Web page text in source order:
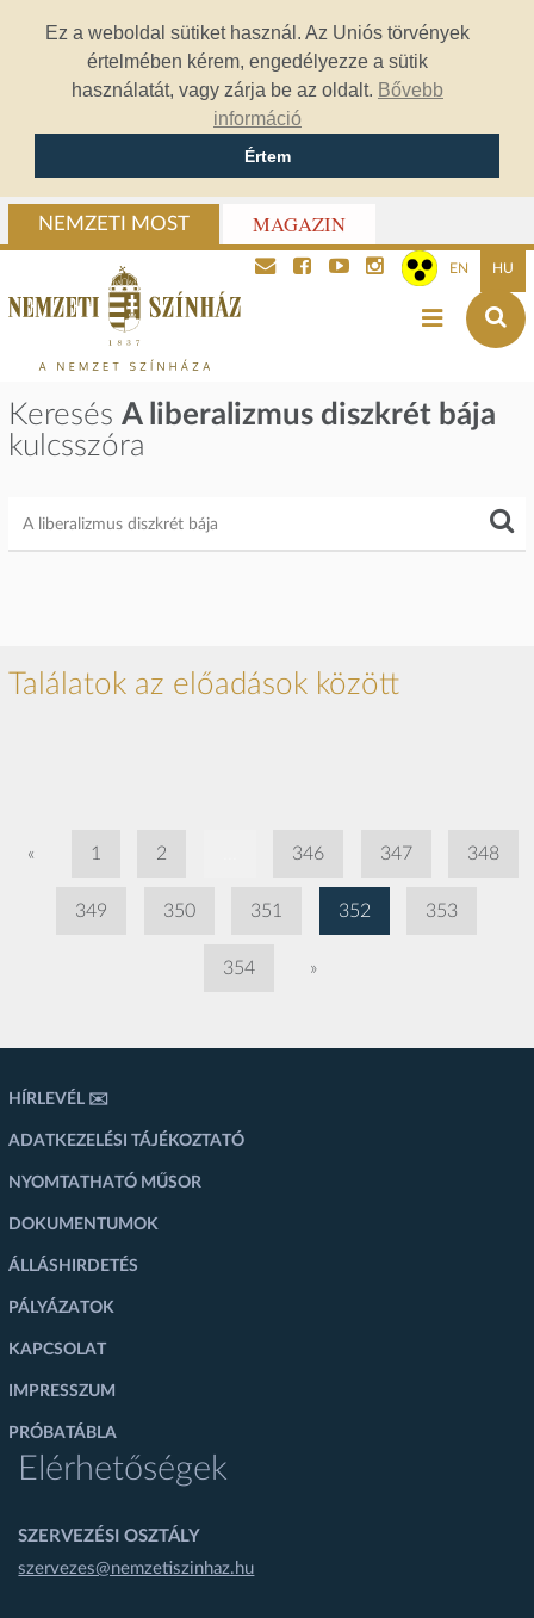
Ez a weboldal sütiket használ. Az Uniós törvények
értelmében kérem, engedélyezze a sütik
használatát, vagy zárja be az oldalt. Bővebb
információ
Értem
NEMZETI MOST MAGAZIN
EN HU
Keresés A liberalizmus diszkrét bája
kulcsszóra
Találatok az előadások között
« 1 2 346 347 348
349 350 351 352 353
354 »
HÍRLEVÉL ✉️
ADATKEZELÉSI TÁJÉKOZTATÓ
NYOMTATHATÓ MŰSOR
DOKUMENTUMOK
ÁLLÁSHIRDETÉS
PÁLYÁZATOK
KAPCSOLAT
IMPRESSZUM
PRÓBATÁBLA
Elérhetőségek
SZERVEZÉSI OSZTÁLY
szervezes@nemzetiszinhaz.hu